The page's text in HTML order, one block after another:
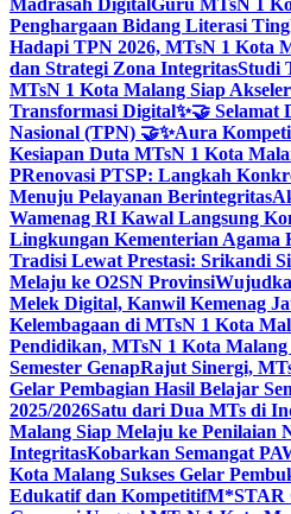
Madrasah DigitalGuru MTsN 1
Penghargaan Bidang Literasi
Hadapi TPN 2026, MTsN 1 Kota
dan Strategi Zona IntegritasStudi
MTsN 1 Kota Malang Siap
Transformasi Digital✨🤝 Selamat
Nasional (TPN) 🤝✨Aura
Kesiapan Duta MTsN 1 Kota
PRenovasi PTSP: Langkah
Menuju Pelayanan Berintegritas
Wamenag RI Kawal Langsung
Lingkungan Kementerian Agama
Tradisi Lewat Prestasi: Srikandi
Melaju ke O2SN Provinsi
Melek Digital, Kanwil Kemenag
Kelembagaan di MTsN 1 Kota
Pendidikan, MTsN 1 Kota
Semester GenapRajut Sinergi,
Gelar Pembagian Hasil Belajar
2025/2026Satu dari Dua MTs di
Malang Siap Melaju ke Penilaian
IntegritasKobarkan Semangat
Kota Malang Sukses Gelar
Edukatif dan KompetitifM*STAR